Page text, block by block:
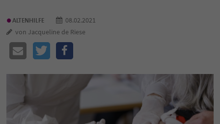
•ALTENHILFE
08.02.2021
von Jacqueline de Riese